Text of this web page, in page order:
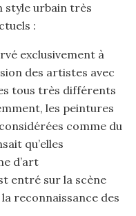
style urbain très
:
exclusivement à
des artistes avec
tous très différents
les peintures
comme du
qu’elles
d’art
entré sur la scène
reconnaissance des